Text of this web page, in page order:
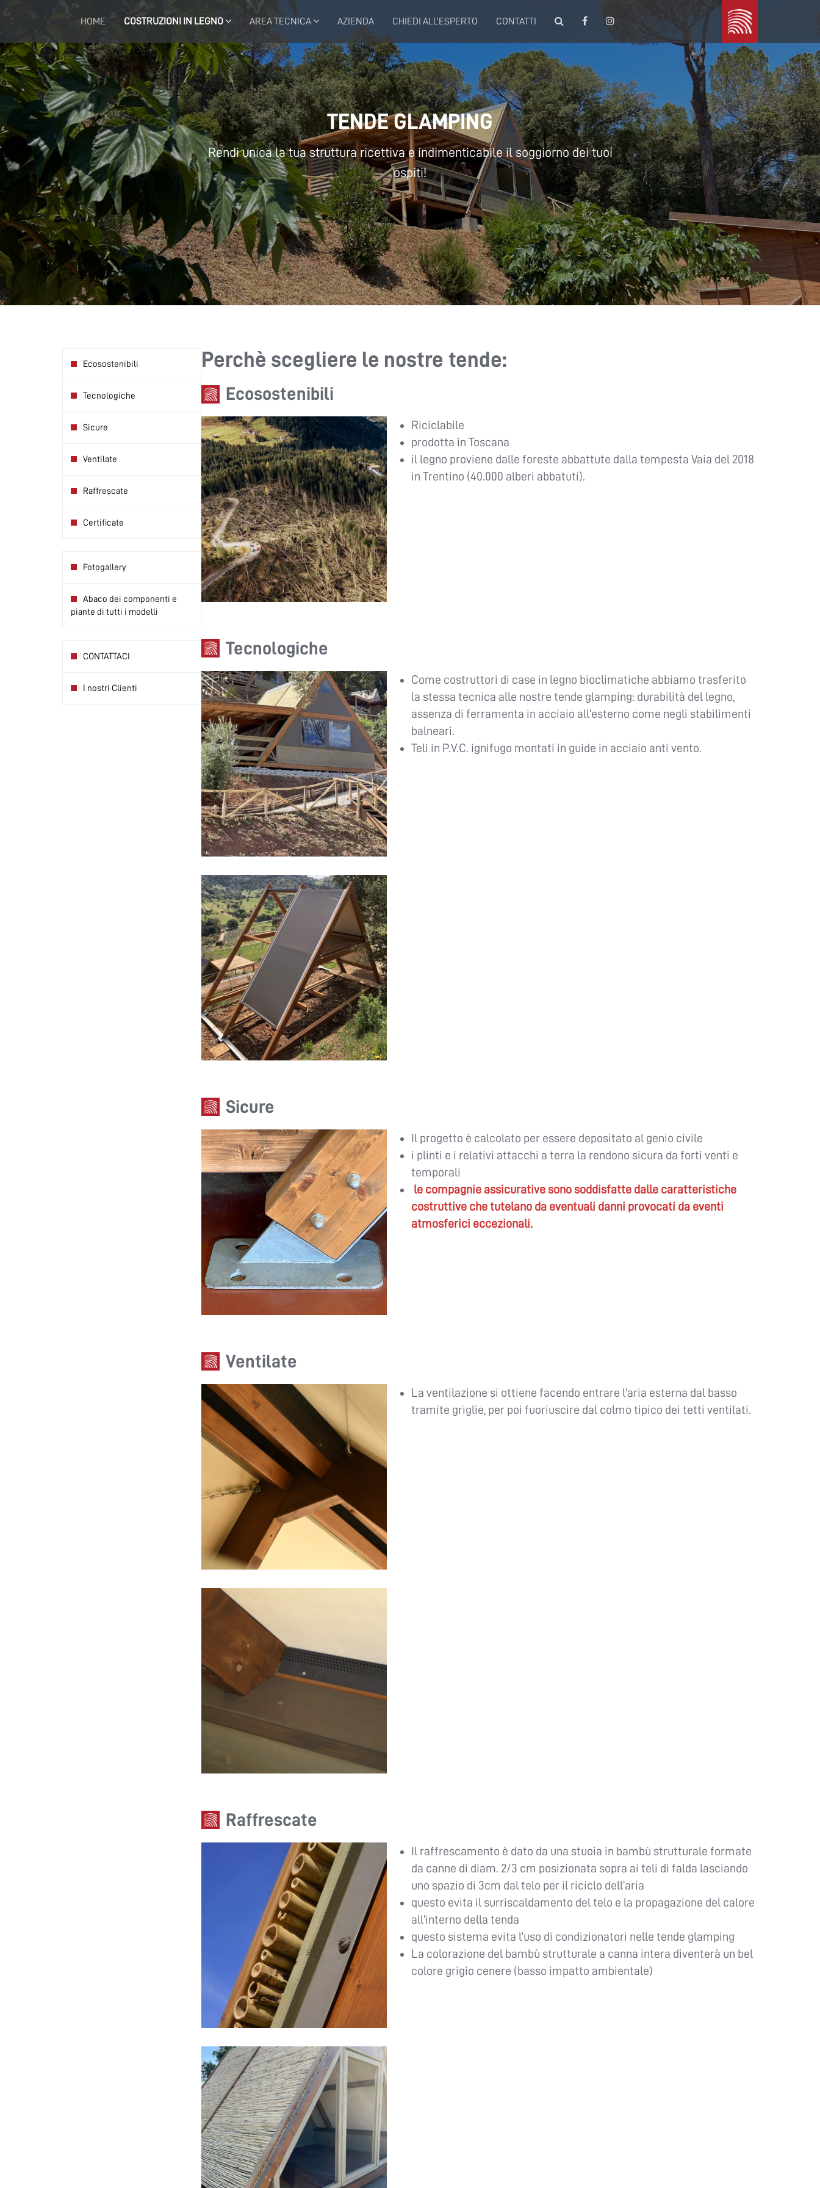
Legno
Marchetti
HOME COSTRUZIONI IN LEGNO AREA TECNICA AZIENDA CHIEDI ALL’ESPERTO CONTATTI
TENDE GLAMPING
Rendi unica la tua struttura ricettiva e indimenticabile il soggiorno dei tuoi
ospiti!
Ecosostenibili
Tecnologiche
Sicure
Ventilate
Raffrescate
Certificate
Fotogallery
Abaco dei componenti e
piante di tutti i modelli
CONTATTACI
I nostri Clienti
Perchè scegliere le nostre tende:
Ecosostenibili
Riciclabile
prodotta in Toscana
il legno proviene dalle foreste abbattute dalla tempesta Vaia del 2018
in Trentino (40.000 alberi abbatuti).
Tecnologiche
Come costruttori di case in legno bioclimatiche abbiamo trasferito
la stessa tecnica alle nostre tende glamping: durabilità del legno,
assenza di ferramenta in acciaio all’esterno come negli stabilimenti
balneari.
Teli in P.V.C. ignifugo montati in guide in acciaio anti vento.
Sicure
Il progetto è calcolato per essere depositato al genio civile
i plinti e i relativi attacchi a terra la rendono sicura da forti venti e
temporali
le compagnie assicurative sono soddisfatte dalle caratteristiche
costruttive che tutelano da eventuali danni provocati da eventi
atmosferici eccezionali.
Ventilate
La ventilazione si ottiene facendo entrare l’aria esterna dal basso
tramite griglie, per poi fuoriuscire dal colmo tipico dei tetti ventilati.
Raffrescate
Il raffrescamento è dato da una stuoia in bambù strutturale formate
da canne di diam. 2/3 cm posizionata sopra ai teli di falda lasciando
uno spazio di 3cm dal telo per il riciclo dell’aria
questo evita il surriscaldamento del telo e la propagazione del calore
all’interno della tenda
questo sistema evita l’uso di condizionatori nelle tende glamping
La colorazione del bambù strutturale a canna intera diventerà un bel
colore grigio cenere (basso impatto ambientale)